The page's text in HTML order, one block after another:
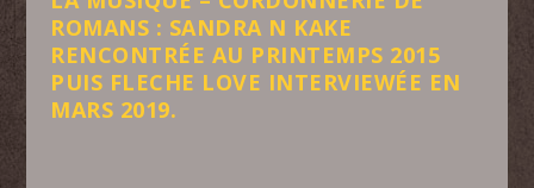
ROMANS : SANDRA N KAKE
RENCONTRÉE AU PRINTEMPS 2015
PUIS FLECHE LOVE INTERVIEWÉE EN
MARS 2019.